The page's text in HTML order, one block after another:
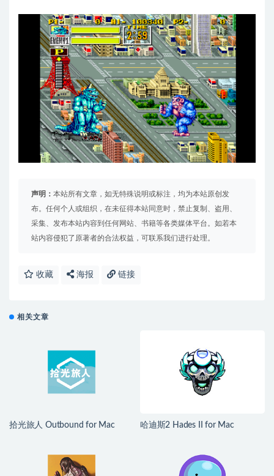
声明： 本站所有文章，如无特殊说明或标注，均为本站原创发
布。任何个人或组织，在未征得本站同意时，禁止复制、盗用、
采集、发布本站内容到任何网站、书籍等各类媒体平台。如若本
站内容侵犯了原著者的合法权益，可联系我们进行处理。
收藏 海报 链接
相关文章
拾光旅人 Outbound for Mac
哈迪斯2 Hades II for Mac